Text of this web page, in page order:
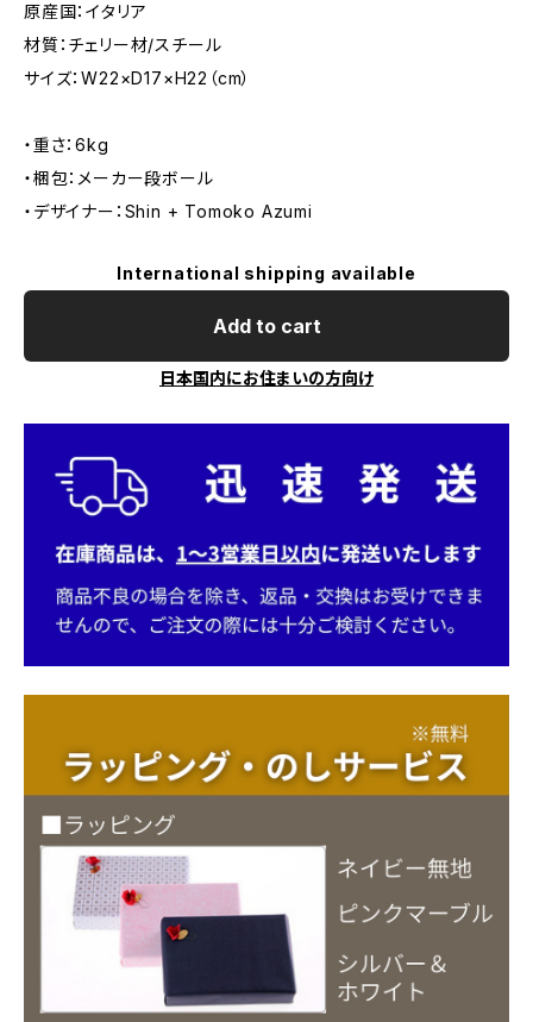
原産国：イタリア
材質：チェリー材/スチール
サイズ：W22×D17×H22（cm）
・重さ：6kg
・梱包：メーカー段ボール
・デザイナー：Shin + Tomoko Azumi
International shipping available
Add to cart
日本国内にお住まいの方向け